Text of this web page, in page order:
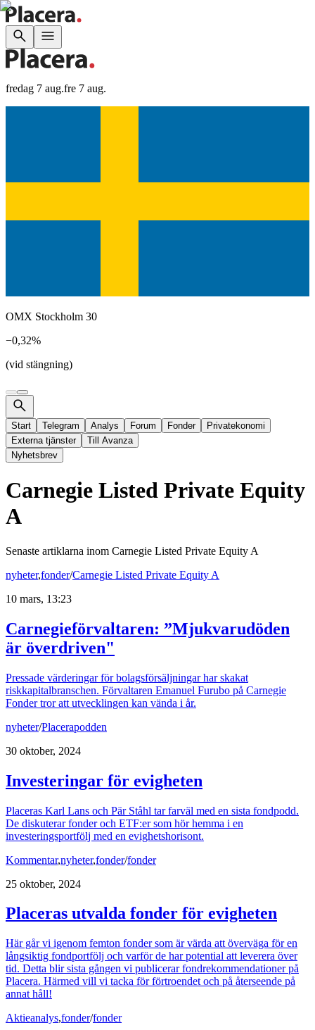
fredag 7 aug.fre 7 aug.
OMX Stockholm 30
−0,32%
(vid stängning)
Start Telegram Analys Forum Fonder
Privatekonomi
Externa tjänster
Till Avanza
Nyhetsbrev
Carnegie Listed Private Equity
A
Senaste artiklarna inom Carnegie Listed Private Equity A
nyheter,fonder/Carnegie Listed Private Equity A
10 mars, 13:23
Carnegieförvaltaren: ”Mjukvarudöden
är överdriven"
Pressade värderingar för bolagsförsäljningar har skakat
riskkapitalbranschen. Förvaltaren Emanuel Furubo på Carnegie
Fonder tror att utvecklingen kan vända i år.
nyheter/Placerapodden
30 oktober, 2024
Investeringar för evigheten
Placeras Karl Lans och Pär Ståhl tar farväl med en sista fondpodd.
De diskuterar fonder och ETF:er som hör hemma i en
investeringsportfölj med en evighetshorisont.
Kommentar,nyheter,fonder/fonder
25 oktober, 2024
Placeras utvalda fonder för evigheten
Här går vi igenom femton fonder som är värda att överväga för en
långsiktig fondportfölj och varför de har potential att leverera över
tid. Detta blir sista gången vi publicerar fondrekommendationer på
Placera. Härmed vill vi tacka för förtroendet och på återseende på
annat håll!
Aktieanalys,fonder/fonder